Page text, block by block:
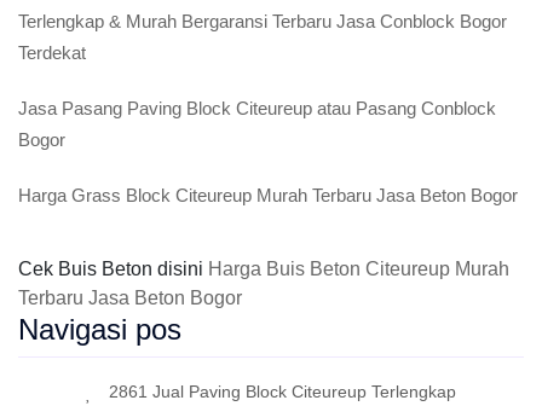
Terlengkap & Murah Bergaransi Terbaru Jasa Conblock Bogor
Terdekat
Jasa Pasang Paving Block Citeureup atau Pasang Conblock
Bogor
Harga Grass Block Citeureup Murah Terbaru Jasa Beton Bogor
Cek Buis Beton disini Harga Buis Beton Citeureup Murah
Terbaru Jasa Beton Bogor
Navigasi pos
2861 Jual Paving Block Citeureup Terlengkap